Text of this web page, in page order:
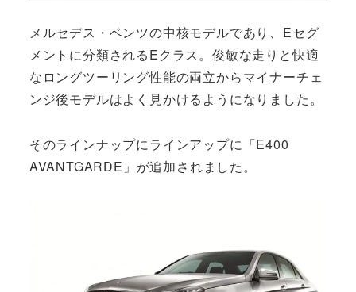
メルセデス・ベンツの中核モデルであり、Eセグ
メントに分類されるEクラス。俊敏な走りと快適
なロングツーリング性能の両立からマイナーチェ
ンジ後モデルはよく見かけるようになりました。
そのラインナップにラインアップに「E400
AVANTGARDE」が追加されました。